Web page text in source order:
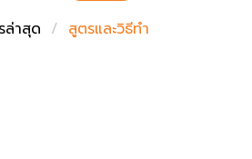
ล่าสุด สูตรและวิธีทำ